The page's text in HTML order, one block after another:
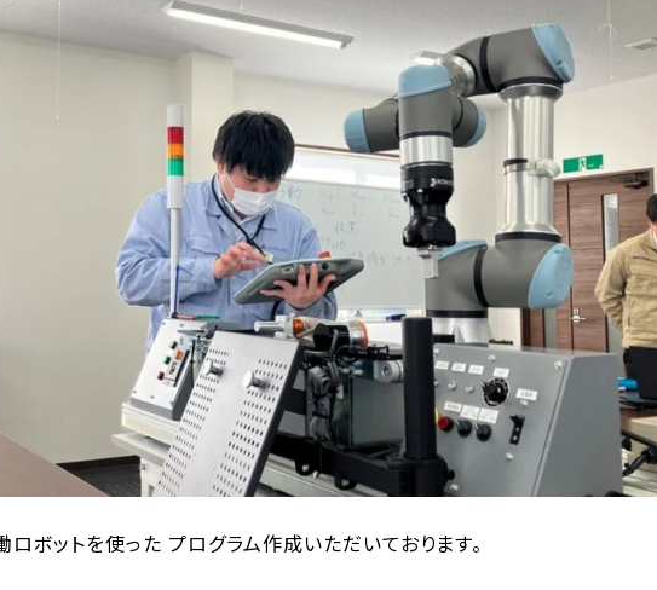
ボットを使った プログラム作成いただいております。